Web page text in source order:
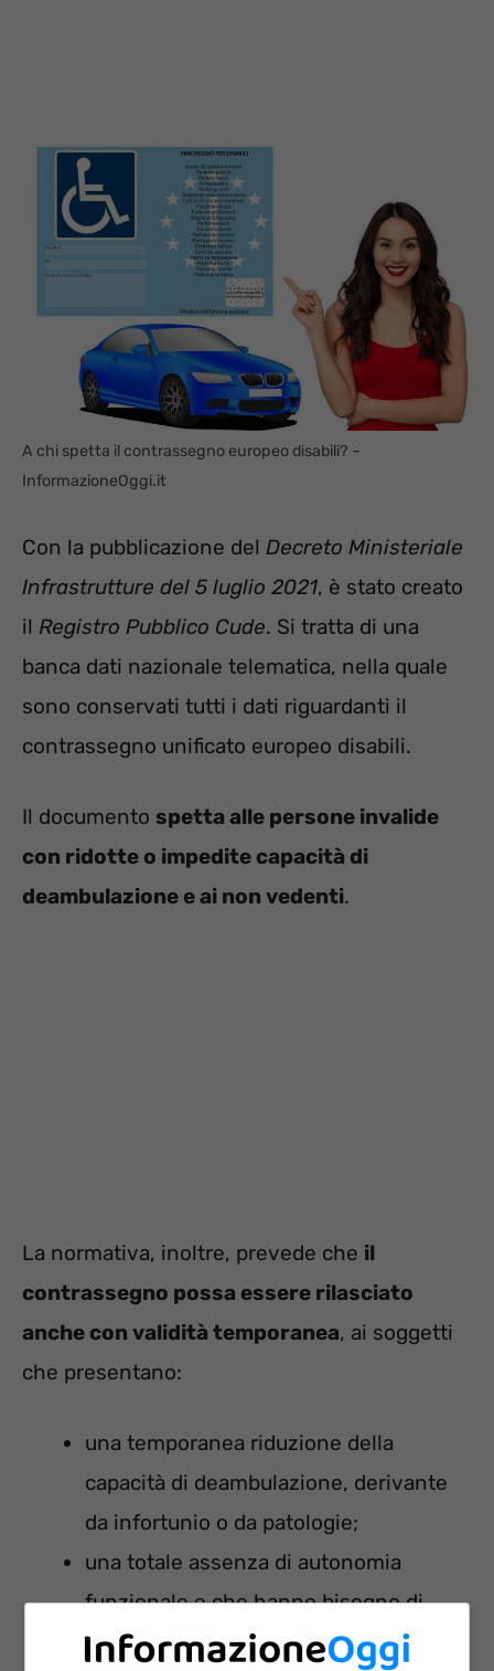
A chi spetta il contrassegno europeo disabili? –
InformazioneOggi.it
Con la pubblicazione del Decreto Ministeriale
Infrastrutture del 5 luglio 2021, è stato creato
il Registro Pubblico Cude. Si tratta di una
banca dati nazionale telematica, nella quale
sono conservati tutti i dati riguardanti il
contrassegno unificato europeo disabili.
Il documento spetta alle persone invalide
con ridotte o impedite capacità di
deambulazione e ai non vedenti.
La normativa, inoltre, prevede che il
contrassegno possa essere rilasciato
anche con validità temporanea, ai soggetti
che presentano:
una temporanea riduzione della
capacità di deambulazione, derivante
da infortunio o da patologie;
una totale assenza di autonomia
funzionale e che hanno bisogno di
assistenza costante.